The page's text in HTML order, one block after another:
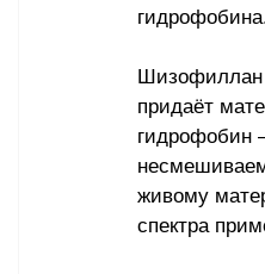
Шизофиллан
придаёт
гидрофобин
живому
спектра